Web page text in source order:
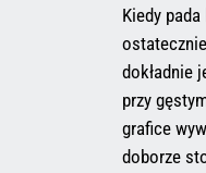
Kiedy pada
dokładnie
przy
grafice
doborze